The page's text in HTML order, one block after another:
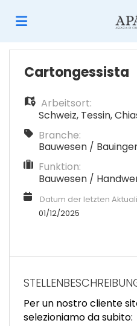
Home
Stellen
Lebenslauf
hochladen
Anmelden
FR
Cartongessista
Arbeitsort:
Schweiz, Tessin,
Branche:
Bauwesen /
Funktion:
Bauwesen /
Datum der letzten
01/12/2025
Per un nostro cliente
selezioniamo da subito: